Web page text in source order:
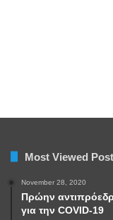
Most Viewed
November 28, 2020
Πρώην
για την COVID-19